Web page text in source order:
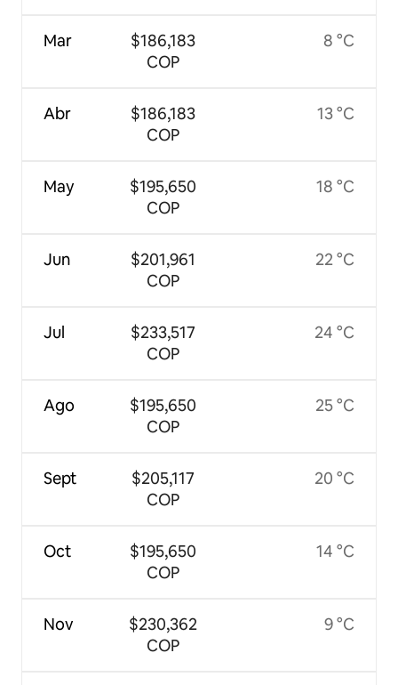
Mar
Abr
May
Jun
Jul
Ago
Sept
Oct
Nov
$186,183
COP
$186,183
COP
$195,650
COP
$201,961
COP
$233,517
COP
$195,650
COP
$205,117
COP
$195,650
COP
$230,362
COP
8 °C
13 °C
18 °C
22 °C
24 °C
25 °C
20 °C
14 °C
9 °C